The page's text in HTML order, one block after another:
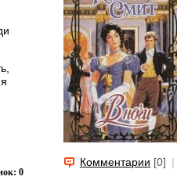
0
Комментарии [0] |